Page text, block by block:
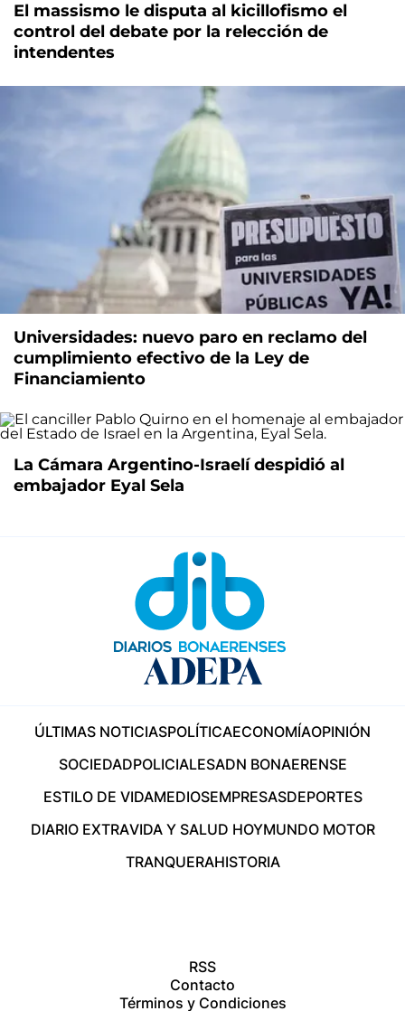
El massismo le disputa al kicillofismo el
control del debate por la relección de
intendentes
Universidades: nuevo paro en reclamo del
cumplimiento efectivo de la Ley de
Financiamiento
La Cámara Argentino-Israelí despidió al
embajador Eyal Sela
ÚLTIMAS NOTICIASPOLÍTICAECONOMÍAOPINIÓN
SOCIEDADPOLICIALESADN BONAERENSE
ESTILO DE VIDAMEDIOSEMPRESASDEPORTES
DIARIO EXTRAVIDA Y SALUD HOYMUNDO MOTOR
TRANQUERAHISTORIA
RSS
Contacto
Términos y Condiciones